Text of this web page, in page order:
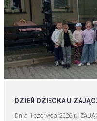
DZIEŃ DZIECKA U
Dnia 1 czerwca 2026 r.,